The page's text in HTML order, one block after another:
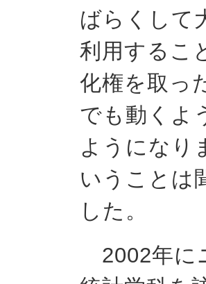
ばらくして
利用するこ
化権を取っ
でも動くよ
ようになり
いうことは
した。
2002年に